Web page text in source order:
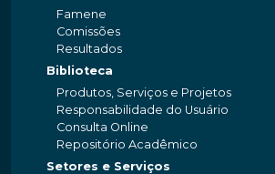
Famene
Comissões
Resultados
Biblioteca
Produtos, Serviços e Projetos
Responsabilidade do Usuário
Consulta Online
Repositório Acadêmico
Setores e Serviços